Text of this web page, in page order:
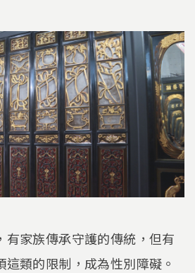
有家族傳承守護的傳統，但有
類的限制，成為性別障礙。